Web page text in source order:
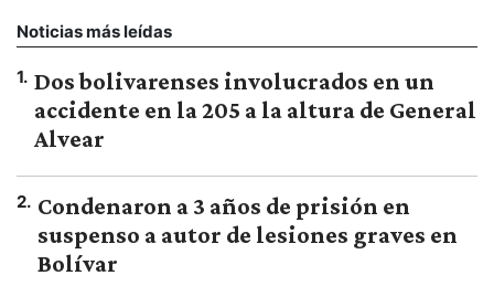
Noticias más leídas
1. Dos bolivarenses involucrados en un
accidente en la 205 a la altura de General
Alvear
2. Condenaron a 3 años de prisión en
suspenso a autor de lesiones graves en
Bolívar